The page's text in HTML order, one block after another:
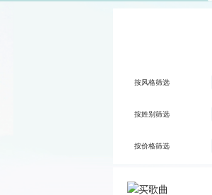
按风格筛选
按姓别筛选
按价格筛选